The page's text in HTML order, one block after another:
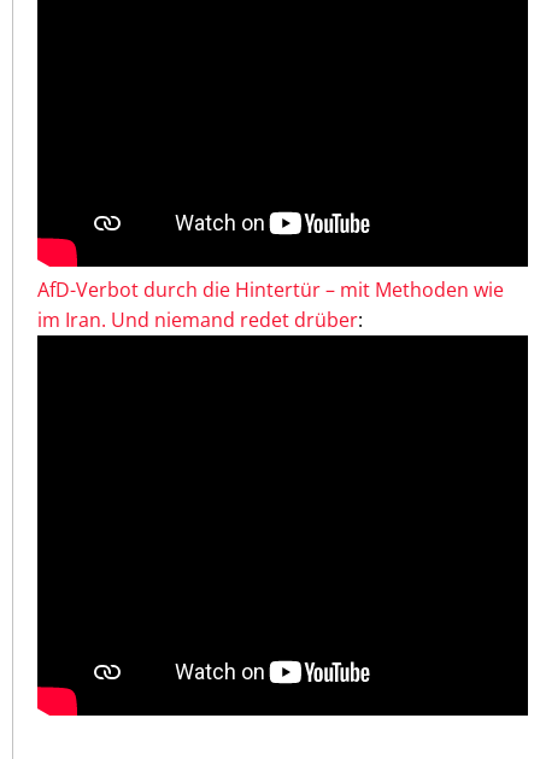
AfD-Verbot durch die Hintertür – mit Methoden wie
im Iran. Und niemand redet drüber: